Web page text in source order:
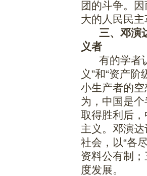
团的斗争。
大的人民民
三、邓演达
义者
有的学者认
义”和“资产
小生产者的
为，中国是
取得胜利后
主义。邓演
社会，以“各
资料公有制
度发展。